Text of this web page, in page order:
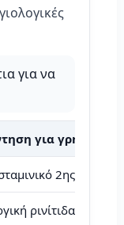
για να
για γρήγορη
2ης γενιάς
ρινίτιδα,